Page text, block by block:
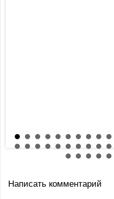
Написать комментарий